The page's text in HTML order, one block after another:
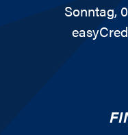
Sonntag,